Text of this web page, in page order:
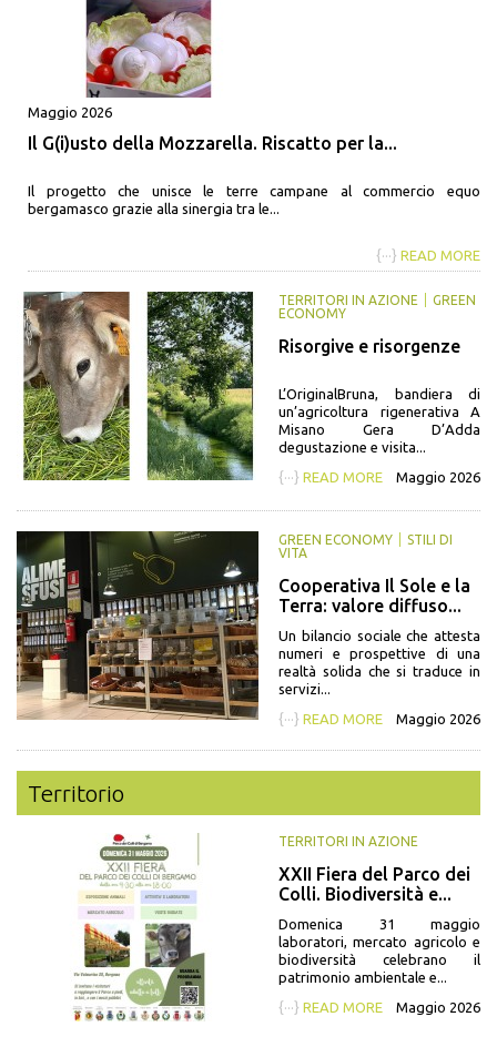
Maggio 2026
Il G(i)usto della Mozzarella. Riscatto per la...
Il progetto che unisce le terre campane al commercio equo
bergamasco grazie alla sinergia tra le...
{···} READ MORE
TERRITORI IN AZIONE
GREEN
ECONOMY
Risorgive e risorgenze
L’OriginalBruna, bandiera di
un’agricoltura rigenerativa A
Misano Gera D’Adda
degustazione e visita...
{···} READ MORE Maggio 2026
GREEN ECONOMY
STILI DI
VITA
Cooperativa Il Sole e la
Terra: valore diffuso...
Un bilancio sociale che attesta
numeri e prospettive di una
realtà solida che si traduce in
servizi...
{···} READ MORE Maggio 2026
Territorio
TERRITORI IN AZIONE
XXII Fiera del Parco dei
Colli. Biodiversità e...
Domenica 31 maggio
laboratori, mercato agricolo e
biodiversità celebrano il
patrimonio ambientale e...
{···} READ MORE Maggio 2026